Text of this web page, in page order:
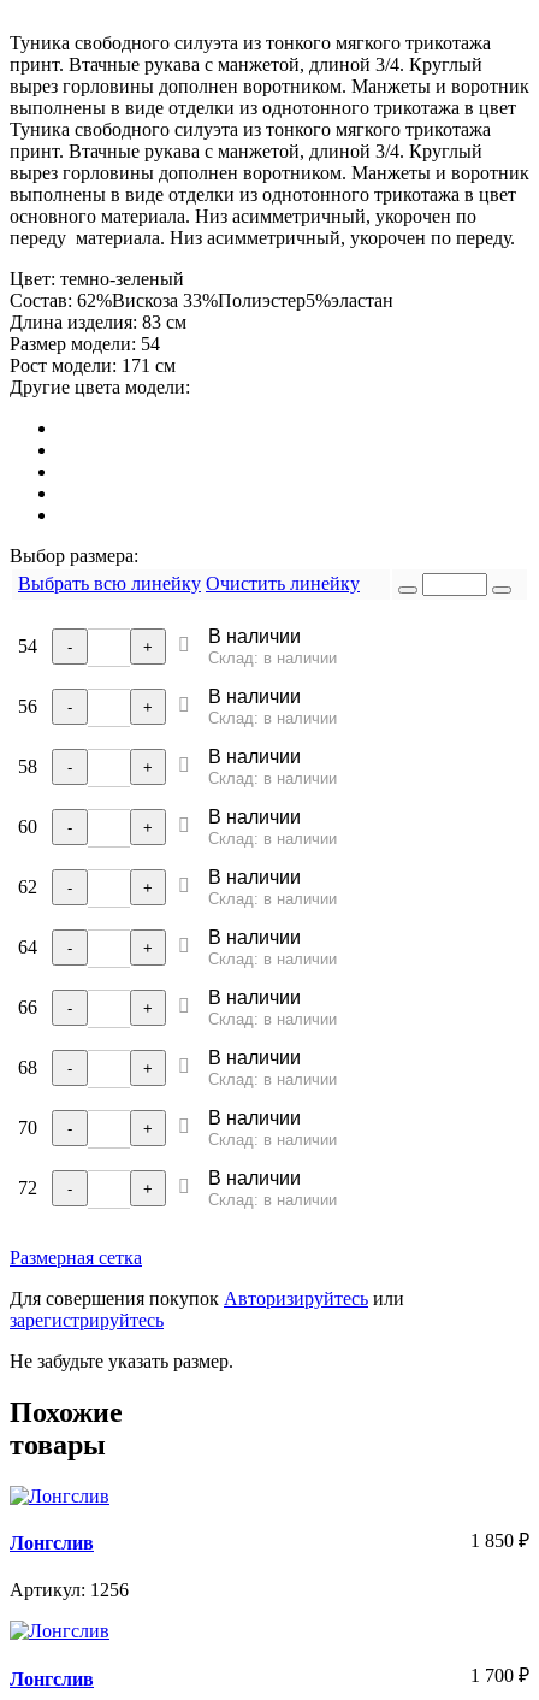
Туника свободного силуэта из тонкого мягкого трикотажа
принт. Втачные рукава с манжетой, длиной 3/4. Круглый
вырез горловины дополнен воротником. Манжеты и воротник
выполнены в виде отделки из однотонного трикотажа в цвет
Туника свободного силуэта из тонкого мягкого трикотажа
принт. Втачные рукава с манжетой, длиной 3/4. Круглый
вырез горловины дополнен воротником. Манжеты и воротник
выполнены в виде отделки из однотонного трикотажа в цвет
основного материала. Низ асимметричный, укорочен по
переду материала. Низ асимметричный, укорочен по переду.
Цвет: темно-зеленый
Состав: 62%Вискоза 33%Полиэстер5%эластан
Длина изделия: 83 см
Размер модели: 54
Рост модели: 171 см
Другие цвета модели:
Выбор размера:
Выбрать всю линейку Очистить линейку
54 - + В наличии
Склад: в наличии
56 - + В наличии
Склад: в наличии
58 - + В наличии
Склад: в наличии
60 - + В наличии
Склад: в наличии
62 - + В наличии
Склад: в наличии
64 - + В наличии
Склад: в наличии
66 - + В наличии
Склад: в наличии
68 - + В наличии
Склад: в наличии
70 - + В наличии
Склад: в наличии
72 - + В наличии
Склад: в наличии
Размерная сетка
Для совершения покупок Авторизируйтесь или
зарегистрируйтесь
Не забудьте указать размер.
Похожие
товары
Лонгслив
Артикул: 1256
1 850 ₽
Лонгслив 1 700 ₽